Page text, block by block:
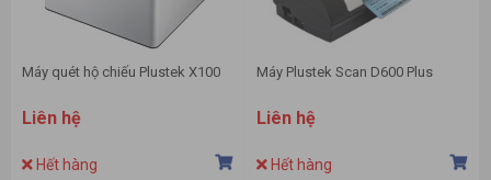
Máy quét hộ chiếu Plustek X100
Liên hệ
Hết hàng
Máy Plustek Scan D600 Plus
Liên hệ
Hết hàng